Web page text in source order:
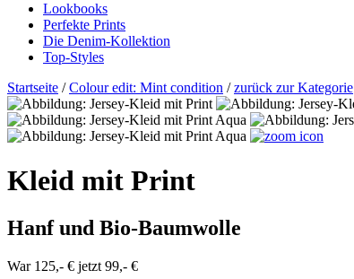
Lookbooks
Perfekte Prints
Die Denim-Kollektion
Top-Styles
Startseite /Colour edit: Mint condition /zurück zur Kategorie
Kleid mit Print
Hanf und Bio-Baumwolle
War 125,- € jetzt 99,- €